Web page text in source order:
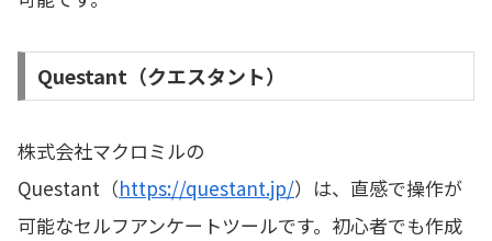
Questant（クエスタント）
株式会社マクロミルの
Questant（https://questant.jp/）は、直感で操作が
可能なセルフアンケートツールです。初心者でも作成